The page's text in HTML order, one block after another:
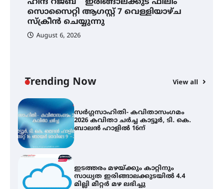
സൊസൈറ്റി ആഗസ്റ്റ് 7 വെള്ളിയാഴ്ച
സ്‌ക്രീൻ ചെയ്യുന്നു
August 6, 2026
Trending Now View all
കോമേഴ്‌സ് അസോസിയേഷന്
തുടക്കമായി
സർഗ്ഗസാഹിതി- കവിതാസംഗമം
2026 കവിതാ ചർച്ച കാട്ടൂർ, ടി. കെ.
ബാലൻ ഹാളിൽ 16ന്
ഇടത്തരം മഴയ്ക്കും കാറ്റിനും
സാധ്യത ഇരിങ്ങാലക്കുടയിൽ 4.4
മില്ലി മീറ്റർ മഴ ലഭിച്ചു